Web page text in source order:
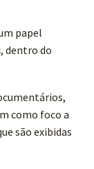
papel
, dentro do
como foco a
são exibidas